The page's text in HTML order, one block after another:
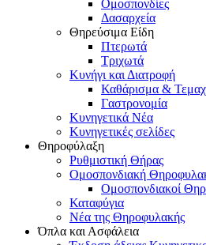
Ομοσπονδίες
Δασαρχεία
Θηρεύσιμα Είδη
Πτερωτά
Τριχωτά
Κυνήγι και Διατροφή
Καθάρισμα &
Γαστρονομία
Κυνηγετικά Νέα
Κυνηγετικές σελίδες
Θηροφύλαξη
Ρυθμιστική Θήρας
Ομοσπονδιακή
Oμοσπονδιακοί
Καταφύγια
Νέα της Θηροφυλακής
Όπλα και Ασφάλεια